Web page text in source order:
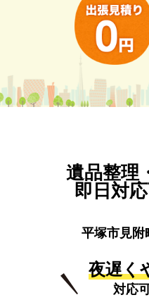
遺品整理
即日対
平塚市見附
夜遅く
対応